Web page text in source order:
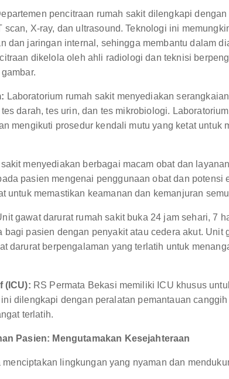
pencitraan rumah sakit dilengkapi
scan, X-ray, dan ultrasound. Teknologi ini
dan jaringan internal, sehingga membantu dalam
dikelola oleh ahli radiologi dan teknisi
Laboratorium rumah sakit menyediakan
darah, tes urin, dan tes mikrobiologi.
mengikuti prosedur kendali mutu yang ketat untuk
menyediakan berbagai macam obat dan
pasien mengenai penggunaan obat dan potensi
untuk memastikan keamanan dan kemanjuran
gawat darurat rumah sakit buka 24 jam sehari, 7
bagi pasien dengan penyakit atau cedera akut. Unit
darurat berpengalaman yang terlatih untuk
(ICU): RS Permata Bekasi memiliki ICU khusus
dilengkapi dengan peralatan pemantauan
terlatih.
Pasien: Mengutamakan Kesejahteraan
lingkungan yang nyaman dan